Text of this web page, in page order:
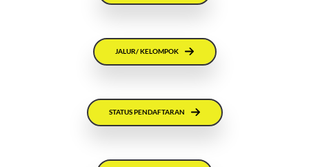
JALUR/ KELOMPOK
STATUS PENDAFTARAN